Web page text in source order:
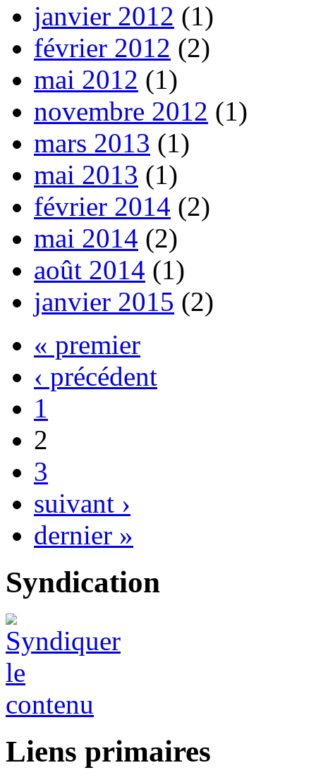
janvier 2012 (1)
février 2012 (2)
mai 2012 (1)
novembre 2012 (1)
mars 2013 (1)
mai 2013 (1)
février 2014 (2)
mai 2014 (2)
août 2014 (1)
janvier 2015 (2)
« premier
‹ précédent
1
2
3
suivant ›
dernier »
Syndication
Liens primaires